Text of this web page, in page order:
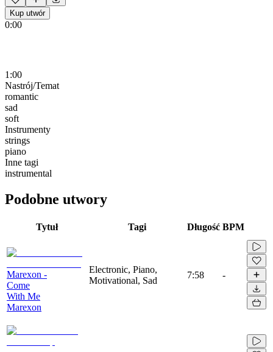
Kup utwór
0:00
1:00
Nastrój/Temat
romantic
sad
soft
Instrumenty
strings
piano
Inne tagi
instrumental
Podobne utwory
Tytuł Tagi Długość BPM
Marexon -
Come
With Me
Marexon
Electronic, Piano,
Motivational, Sad
7:58 -